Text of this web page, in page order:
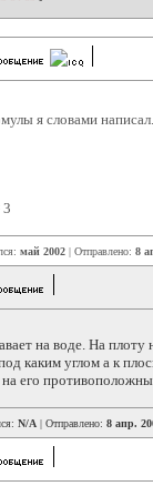
я словами
3
май 2002 | Отправлено: 8
на воде. На плоту
каким углом a к
его
N/A | Отправлено: 8 апр.